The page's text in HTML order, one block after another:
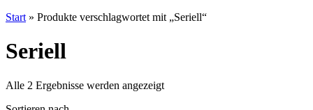
Start » Produkte verschlagwortet mit „Seriell“
Seriell
Alle 2 Ergebnisse werden angezeigtNach